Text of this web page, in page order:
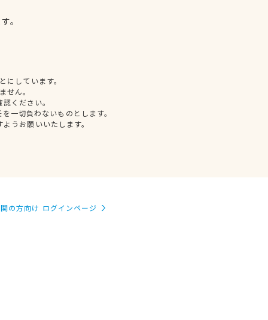
。
しています。
せん。
ください。
一切負わないものとします。
うお願いいたします。
の方向け ログインページ